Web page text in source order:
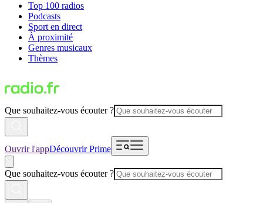
Top 100 radios
Podcasts
Sport en direct
À proximité
Genres musicaux
Thèmes
Que souhaitez-vous écouter ?
Ouvrir l'appDécouvrir Prime
Que souhaitez-vous écouter ?